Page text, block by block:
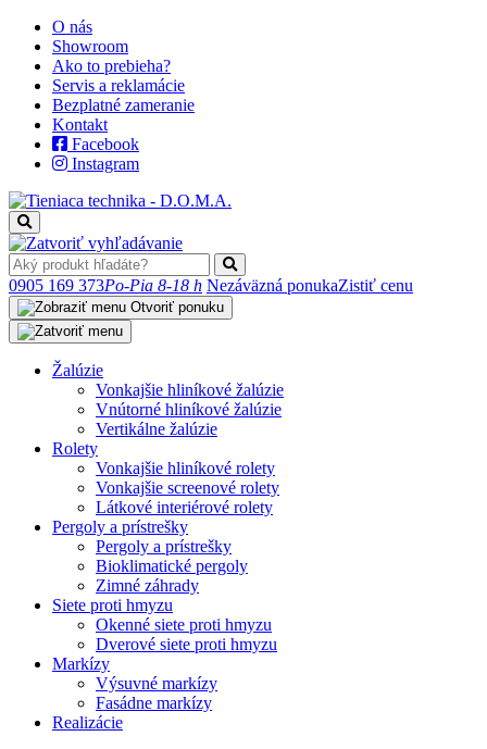
O nás
Showroom
Ako to prebieha?
Servis a reklamácie
Bezplatné zameranie
Kontakt
Facebook
Instagram
0905 169 373Po-Pia 8-18 h Nezáväzná ponukaZistiť cenu
Otvoriť ponuku
Žalúzie
Vonkajšie hliníkové žalúzie
Vnútorné hliníkové žalúzie
Vertikálne žalúzie
Rolety
Vonkajšie hliníkové rolety
Vonkajšie screenové rolety
Látkové interiérové rolety
Pergoly a prístrešky
Pergoly a prístrešky
Bioklimatické pergoly
Zimné záhrady
Siete proti hmyzu
Okenné siete proti hmyzu
Dverové siete proti hmyzu
Markízy
Výsuvné markízy
Fasádne markízy
Realizácie